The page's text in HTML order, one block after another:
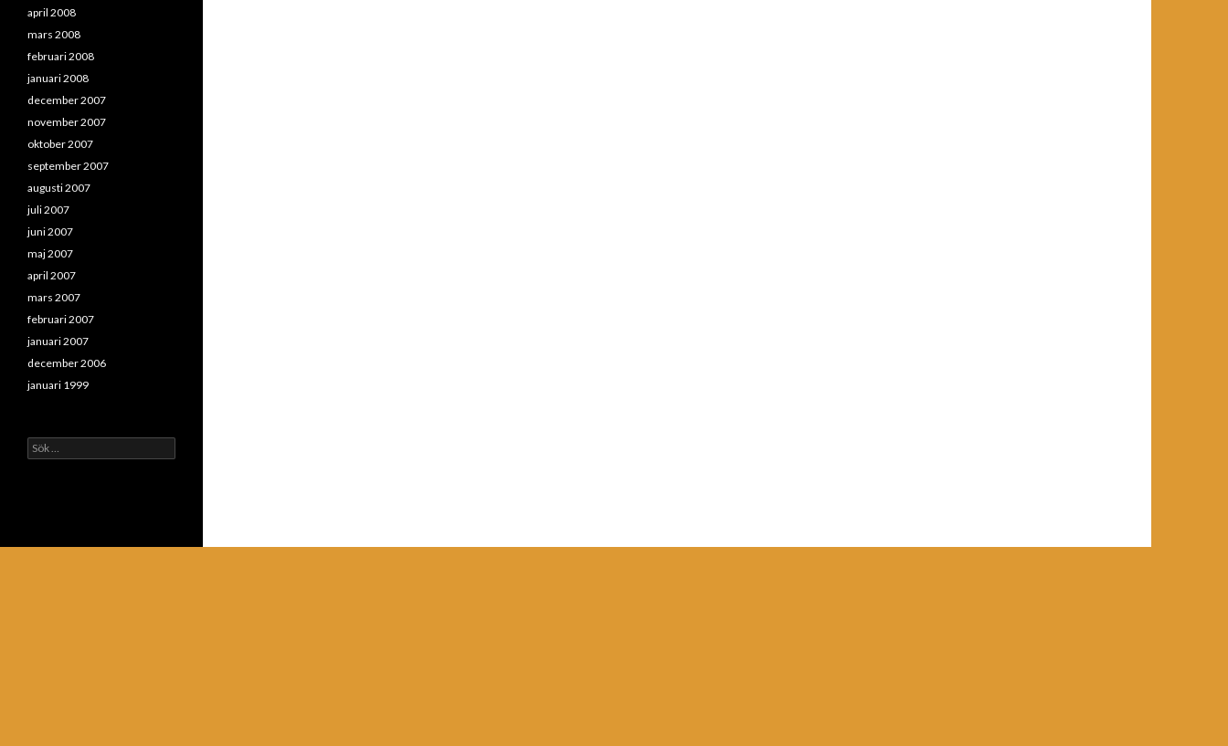
april 2008
mars 2008
februari 2008
januari 2008
december 2007
november 2007
oktober 2007
september 2007
augusti 2007
juli 2007
juni 2007
maj 2007
april 2007
mars 2007
februari 2007
januari 2007
december 2006
januari 1999
Sök
efter: